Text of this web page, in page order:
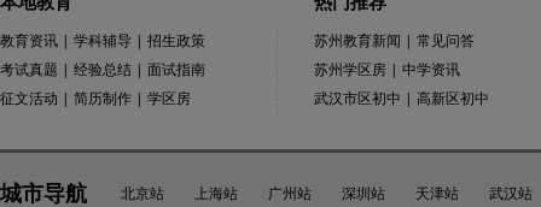
教育资讯 学科辅导
招生政策
考试真题
经验总结
面试指南
征文活动
简历制作 学区房
苏州教育新闻
常见问答
苏州学区房
中学资讯
武汉市区初中
高新区初中
城市导航 北京站 上海站 广州站 深圳站 天津站
武汉站